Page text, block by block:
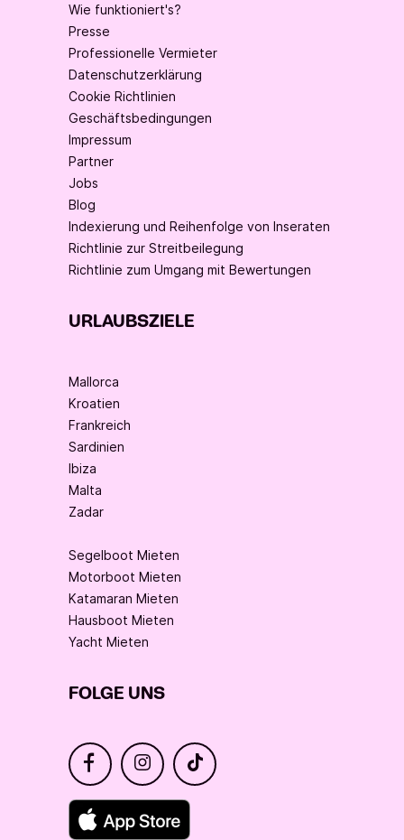
Wie funktioniert's?
Presse
Professionelle Vermieter
Datenschutzerklärung
Cookie Richtlinien
Geschäftsbedingungen
Impressum
Partner
Jobs
Blog
Indexierung und Reihenfolge von Inseraten
Richtlinie zur Streitbeilegung
Richtlinie zum Umgang mit Bewertungen
URLAUBSZIELE
Mallorca
Kroatien
Frankreich
Sardinien
Ibiza
Malta
Zadar
Segelboot Mieten
Motorboot Mieten
Katamaran Mieten
Hausboot Mieten
Yacht Mieten
FOLGE UNS